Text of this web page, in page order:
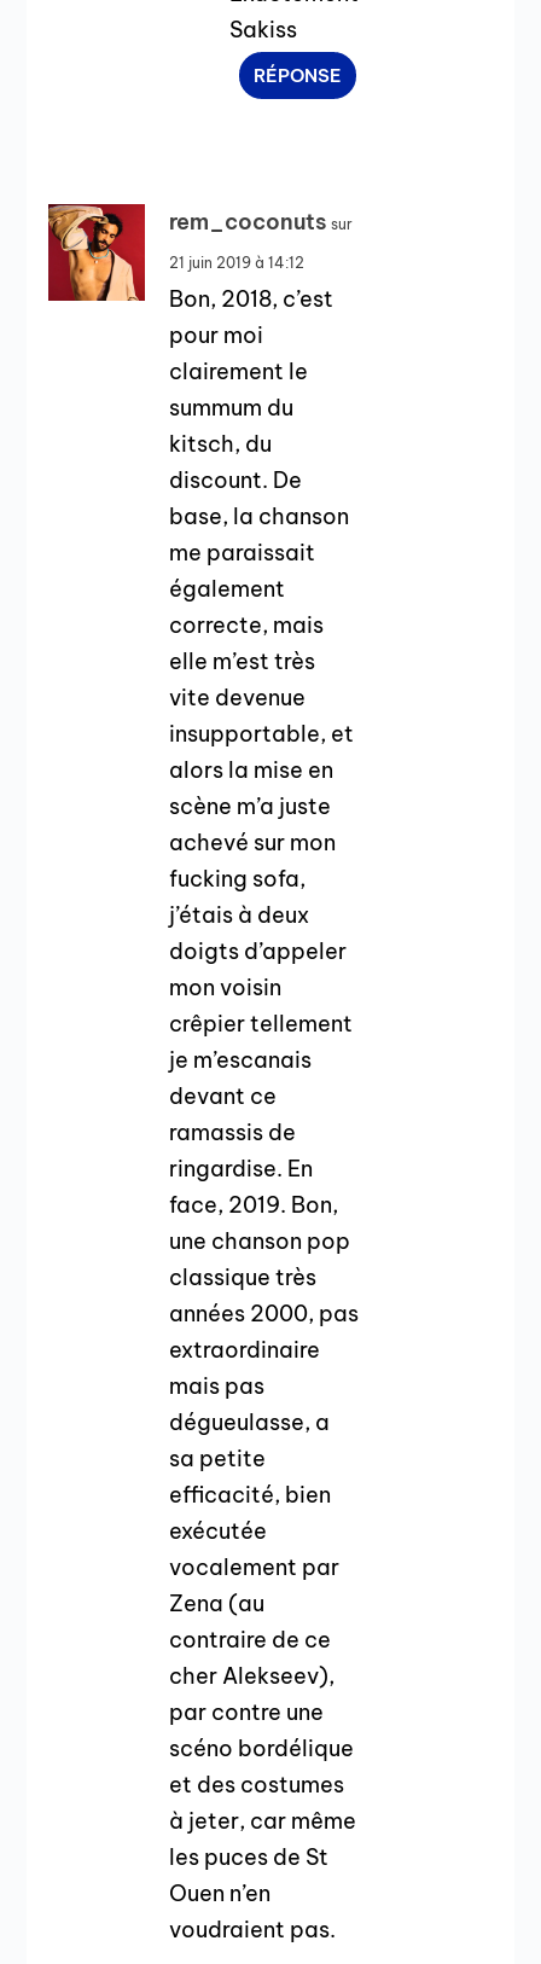
Sakiss
RÉPONSE
rem_coconuts sur
21 juin 2019 à 14:12
Bon, 2018, c’est
pour moi
clairement le
summum du
kitsch, du
discount. De
base, la chanson
me paraissait
également
correcte, mais
elle m’est très
vite devenue
insupportable, et
alors la mise en
scène m’a juste
achevé sur mon
fucking sofa,
j’étais à deux
doigts d’appeler
mon voisin
crêpier tellement
je m’escanais
devant ce
ramassis de
ringardise. En
face, 2019. Bon,
une chanson pop
classique très
années 2000, pas
extraordinaire
mais pas
dégueulasse, a
sa petite
efficacité, bien
exécutée
vocalement par
Zena (au
contraire de ce
cher Alekseev),
par contre une
scéno bordélique
et des costumes
à jeter, car même
les puces de St
Ouen n’en
voudraient pas.